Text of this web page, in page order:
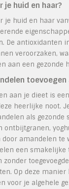
je huid en haar?
je huid en haar
De antioxidanten
veroorzaken,
aan een gezonde
toevoegen
aan je dieet is
heerlijke noot.
als
ontbijtgranen,
amandelen
een
Op deze
voor je algehele